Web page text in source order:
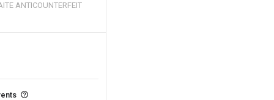
ANTICOUNTERFEIT